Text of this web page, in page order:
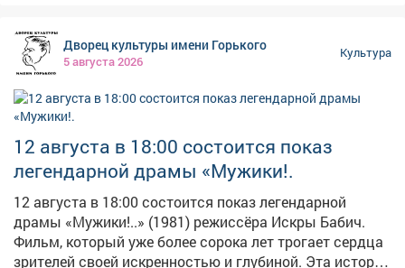
друзей и узнать, что такое загадочный Пуп Земли.
Героев ждёт встреча с миром динозавров и древних
людей, а также множество невероятных приключений.
Персонажей озвучили известные актёры: Олег
Куликович, Валерий Соловьёв, Дмитрий Быковский-
Ромашов, Сергей Маковецкий и Дмитрий Высоцкий. 📅
Когда: 11 августа, 13:00 📍 Где: Дворец культуры
имени Горького Вход свободный!
Дворец культуры имени Горького
5 августа 2026
Культура
12 августа в 18:00 состоится показ
легендарной драмы «Мужики!.
12 августа в 18:00 состоится показ легендарной
драмы «Мужики!..» (1981) режиссёра Искры Бабич.
Фильм, который уже более сорока лет трогает сердца
зрителей своей искренностью и глубиной. Эта история